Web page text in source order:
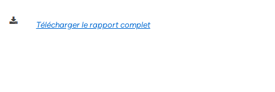
Télécharger le rapport complet